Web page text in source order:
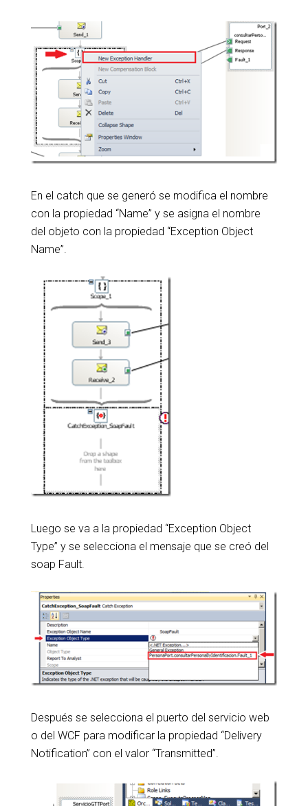
En el catch que se generó se modifica el nombre
con la propiedad “Name” y se asigna el nombre
del objeto con la propiedad “Exception Object
Name”.
Luego se va a la propiedad “Exception Object
Type” y se selecciona el mensaje que se creó del
soap Fault.
Después se selecciona el puerto del servicio web
o del WCF para modificar la propiedad “Delivery
Notification” con el valor “Transmitted”.